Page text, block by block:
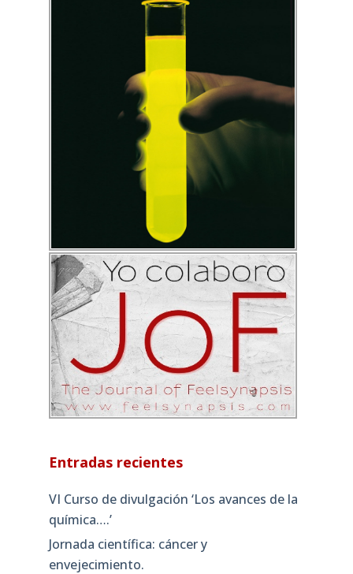
Entradas recientes
VI Curso de divulgación ‘Los avances de la
química….’
Jornada científica: cáncer y
envejecimiento.